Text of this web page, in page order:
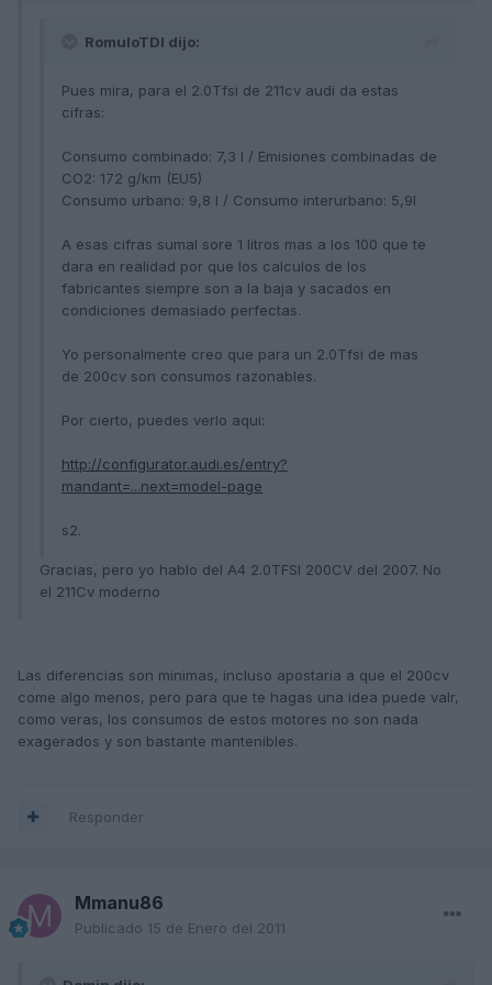
RomuloTDI dijo:
Pues mira, para el 2.0Tfsi de 211cv audi da estas
cifras:
Consumo combinado: 7,3 l / Emisiones combinadas de
CO2: 172 g/km (EU5)
Consumo urbano: 9,8 l / Consumo interurbano: 5,9l
A esas cifras sumal sore 1 litros mas a los 100 que te
dara en realidad por que los calculos de los
fabricantes siempre son a la baja y sacados en
condiciones demasiado perfectas.
Yo personalmente creo que para un 2.0Tfsi de mas
de 200cv son consumos razonables.
Por cierto, puedes verlo aqui:
http://configurator.audi.es/entry?
mandant=...next=model-page
s2.
Gracias, pero yo hablo del A4 2.0TFSI 200CV del 2007. No
el 211Cv moderno
Las diferencias son minimas, incluso apostaria a que el 200cv
come algo menos, pero para que te hagas una idea puede valr,
como veras, los consumos de estos motores no son nada
exagerados y son bastante mantenibles.
Responder
Mmanu86
Publicado 15 de Enero del 2011